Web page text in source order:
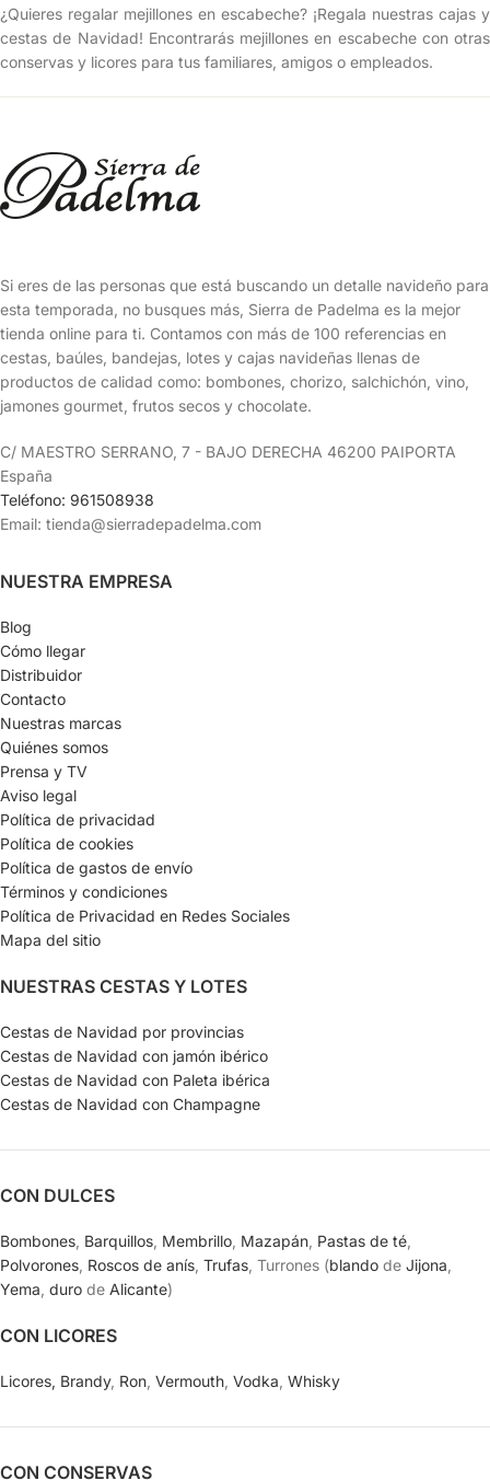
¿Quieres regalar mejillones en escabeche? ¡Regala nuestras cajas y
cestas de Navidad! Encontrarás mejillones en escabeche con otras
conservas y licores para tus familiares, amigos o empleados.
Si eres de las personas que está buscando un detalle navideño para
esta temporada, no busques más, Sierra de Padelma es la mejor
tienda online para ti. Contamos con más de 100 referencias en
cestas, baúles, bandejas, lotes y cajas navideñas llenas de
productos de calidad como: bombones, chorizo, salchichón, vino,
jamones gourmet, frutos secos y chocolate.
C/ MAESTRO SERRANO, 7 - BAJO DERECHA 46200 PAIPORTA
España
Teléfono: 961508938
Email: tienda@sierradepadelma.com
NUESTRA EMPRESA
Blog
Cómo llegar
Distribuidor
Contacto
Nuestras marcas
Quiénes somos
Prensa y TV
Aviso legal
Política de privacidad
Política de cookies
Política de gastos de envío
Términos y condiciones
Política de Privacidad en Redes Sociales
Mapa del sitio
NUESTRAS CESTAS Y LOTES
Cestas de Navidad por provincias
Cestas de Navidad con jamón ibérico
Cestas de Navidad con Paleta ibérica
Cestas de Navidad con Champagne
CON DULCES
Bombones Barquillos Membrillo Mazapán Pastas de té
Polvorones Roscos de anís Trufas , Turrones (blando de Jijona
Yema duro de Alicante)
CON LICORES
Licores, Brandy, Ron Vermouth Vodka Whisky
CON CONSERVAS